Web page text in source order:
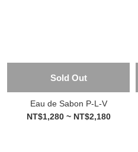
Sold Out
Eau de Sabon P-L-V
NT$1,280 ~ NT$2,180